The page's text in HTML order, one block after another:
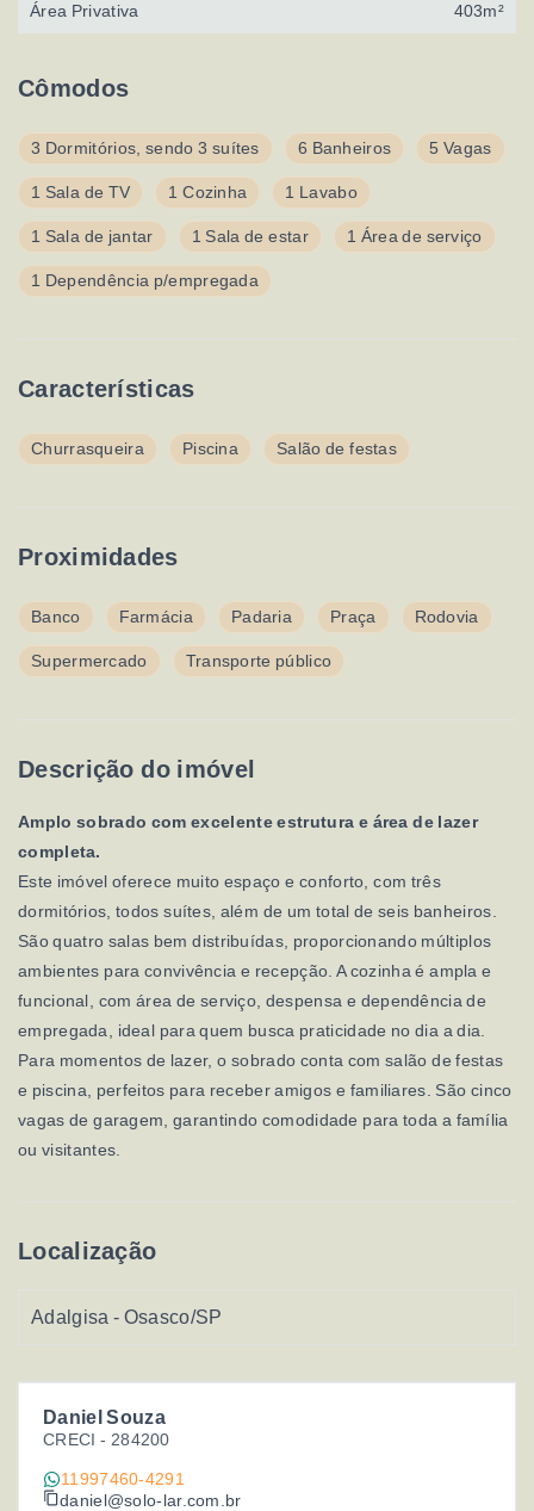
Daniel Souza
CRECI - 284200
11997460-4291
daniel@solo-lar.com.br
Cômodos
3 Dormitórios, sendo 3 suítes 6 Banheiros 5 Vagas
1 Sala de TV 1 Cozinha 1 Lavabo
1 Sala de jantar 1 Sala de estar 1 Área de serviço
1 Dependência p/empregada
Características
Churrasqueira Piscina Salão de festas
Proximidades
Banco Farmácia Padaria Praça Rodovia
Supermercado Transporte público
Descrição do imóvel
Amplo sobrado com excelente estrutura e área de lazer
completa.
Este imóvel oferece muito espaço e conforto, com três
dormitórios, todos suítes, além de um total de seis banheiros.
São quatro salas bem distribuídas, proporcionando múltiplos
ambientes para convivência e recepção. A cozinha é ampla e
funcional, com área de serviço, despensa e dependência de
empregada, ideal para quem busca praticidade no dia a dia.
Para momentos de lazer, o sobrado conta com salão de festas
e piscina, perfeitos para receber amigos e familiares. São cinco
vagas de garagem, garantindo comodidade para toda a família
ou visitantes.
Localização
Adalgisa - Osasco/SP
Área Privativa 403m²